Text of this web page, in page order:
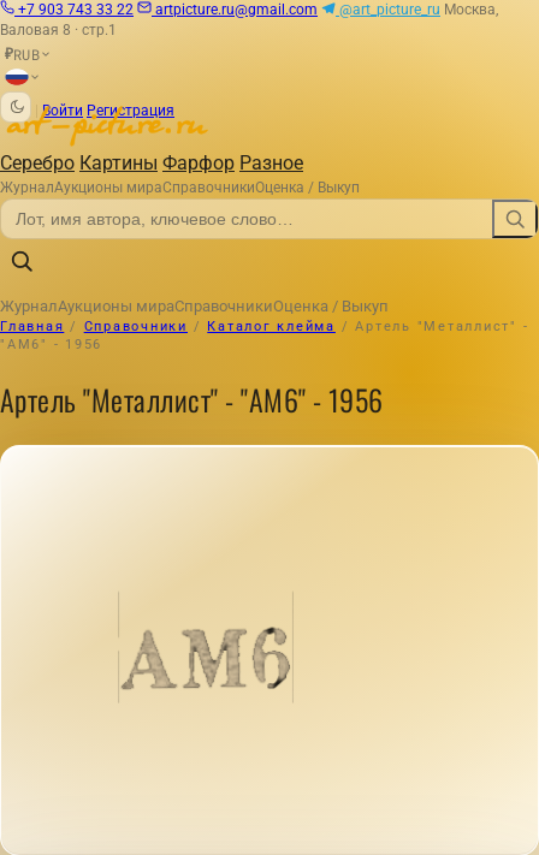
+7 903 743 33 22 artpicture.ru@gmail.com @art_picture_ru Москва,
Валовая 8 · стр.1
₽RUB
Войти Регистрация
Серебро Картины Фарфор Разное
ЖурналАукционы мираСправочникиОценка / Выкуп
ЖурналАукционы мираСправочникиОценка / Выкуп
Главная / Справочники / Каталог клейма / Артель "Металлист" -
"АМ6" - 1956
Артель "Металлист" - "АМ6" - 1956